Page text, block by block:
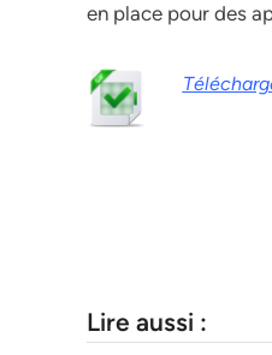
en place pour des
Lire aussi :